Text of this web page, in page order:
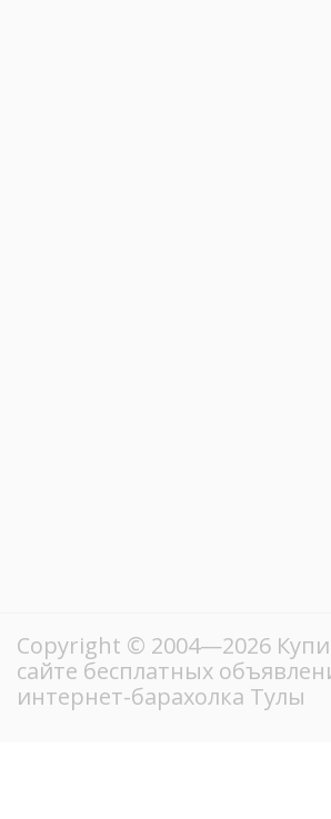
Copyright © 2004—2026
сайте бесплатных
интернет-барахолка Тулы